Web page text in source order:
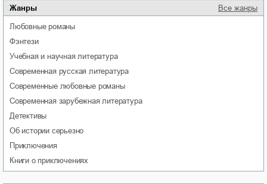
Жанры Все жанры
любовные романы
фэнтези
учебная и научная литература
современная русская литература
современные любовные романы
современная зарубежная литература
детективы
об истории серьезно
приключения
книги о приключениях